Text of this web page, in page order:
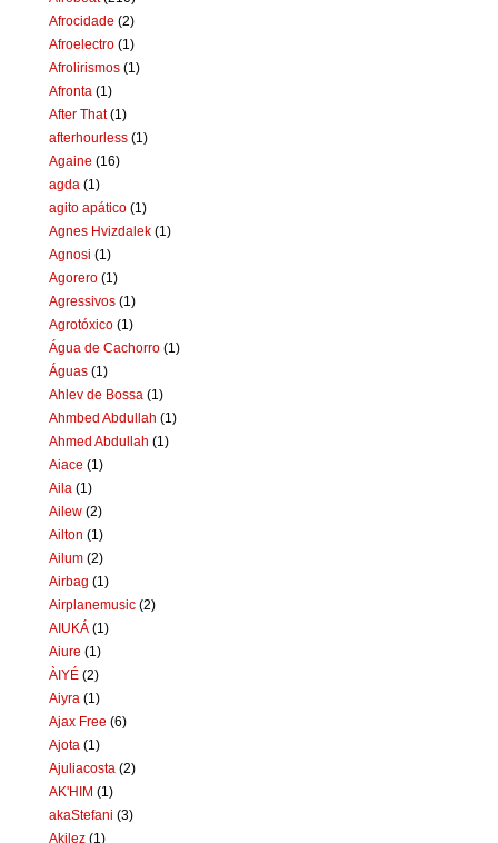
Afrocidade (2)
Afroelectro (1)
Afrolirismos (1)
Afronta (1)
After That (1)
afterhourless (1)
Againe (16)
agda (1)
agito apático (1)
Agnes Hvizdalek (1)
Agnosi (1)
Agorero (1)
Agressivos (1)
Agrotóxico (1)
Água de Cachorro (1)
Águas (1)
Ahlev de Bossa (1)
Ahmbed Abdullah (1)
Ahmed Abdullah (1)
Aiace (1)
Aila (1)
Ailew (2)
Ailton (1)
Ailum (2)
Airbag (1)
Airplanemusic (2)
AIUKÁ (1)
Aiure (1)
ÀIYÉ (2)
Aiyra (1)
Ajax Free (6)
Ajota (1)
Ajuliacosta (2)
AK'HIM (1)
akaStefani (3)
Akilez (1)